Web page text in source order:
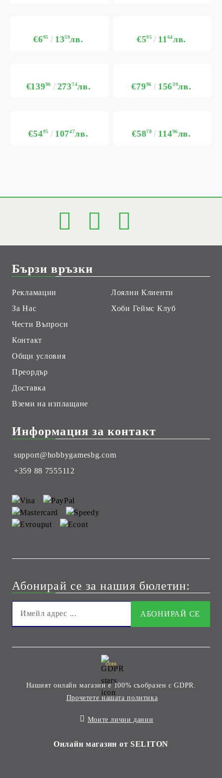
€695 1359лв. €595 11 64лв.
€13996 27374лв. €7996 15639лв.
€5495 10747лв. €5878 11496лв.
Бързи връзки
Рекламации
За Нас
Чести Въпроси
Контакт
Общи условия
Преордър
Доставка
Вземи на изплащане
Лоялни Клиенти
Хоби Геймс Клуб
Информация за контакт
support@hobbygamesbg.com
+359 88 7555112
Абонирай се за нашия бюлетин:
GDPR
Нашият онлайн магазин е 100% съобразен с GDPR.
Прочетете нашата политика
Моите лични данни
Онлайн магазин от SELITON